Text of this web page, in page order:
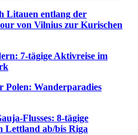
Litauen entlang der
von Vilnius zur Kurischen
7-tägige Aktivreise im
Polen: Wanderparadies
Flusses: 8-tägige
Lettland ab/bis Riga